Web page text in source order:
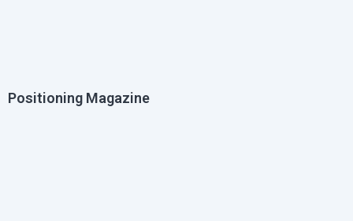
Positioning Magazine